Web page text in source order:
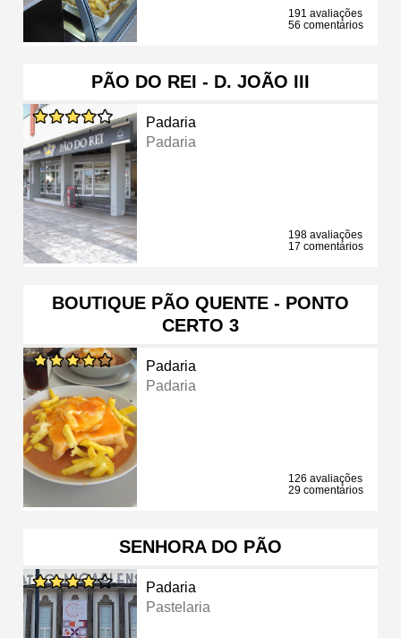
191 avaliações
56 comentários
PÃO DO REI - D. JOÃO III
Padaria
Padaria
198 avaliações
17 comentários
BOUTIQUE PÃO QUENTE - PONTO
CERTO 3
Padaria
Padaria
126 avaliações
29 comentários
SENHORA DO PÃO
Padaria
Pastelaria